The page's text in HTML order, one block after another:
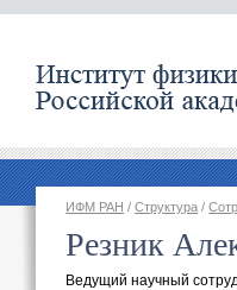
ИФМ РАН /Структура /
Резник
Ведущий научный